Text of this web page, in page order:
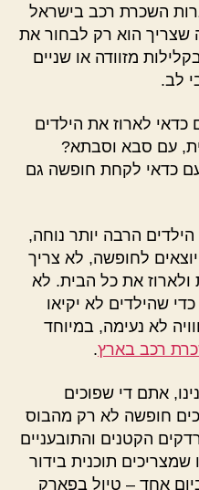
השכרת רכב בישראל
שצריך הוא רק לבחור את
מזוודה או שניים
לב.
לארוז את הילדים
עם סבא וסבתא?
כדאי לקחת חופשה גם
הרבה יותר נוחה,
לחופשה, לא צריך
ולארוז את כל הבית. לא
שהילדים לא יקיאו
לא נעימה, במיוחד
רכב בארץ.
אתם די שפוכים
חופשה לא רק מהבוס
הקטנים והתובעניים
תוכנית בידור
אחד – טיול בפארק